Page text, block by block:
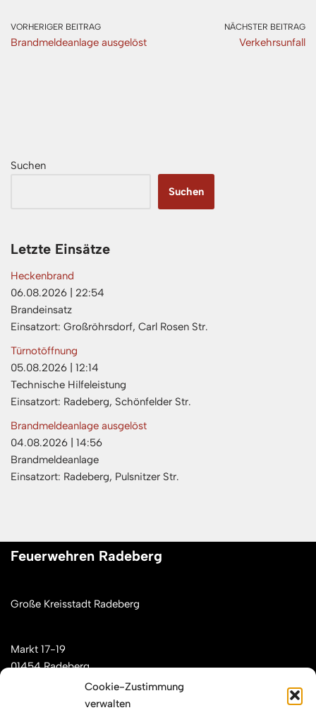
Cookie-Zustimmung
verwalten
VORHERIGER BEITRAG
Brandmeldeanlage ausgelöst
NÄCHSTER BEITRAG
Verkehrsunfall
Suchen
Suchen
Letzte Einsätze
Heckenbrand
06.08.2026
22:54
Brandeinsatz
Einsatzort: Großröhrsdorf, Carl Rosen Str.
Türnotöffnung
05.08.2026
12:14
Technische Hilfeleistung
Einsatzort: Radeberg, Schönfelder Str.
Brandmeldeanlage ausgelöst
04.08.2026
14:56
Brandmeldeanlage
Einsatzort: Radeberg, Pulsnitzer Str.
Feuerwehren Radeberg
Große Kreisstadt Radeberg
Markt 17-19
01454 Radeberg
Mail: kontakt[at]feuerwehren-radeberg.de